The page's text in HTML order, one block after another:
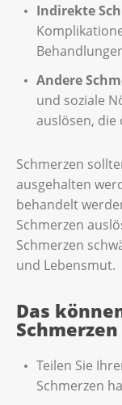
Indirekte
Andere
und soziale
auslösen, die
Schmerzen
ausgehalten
behandelt
Schmerzen
Schmerzen
und Lebensmut.
Das
Teilen Sie
Schmerzen